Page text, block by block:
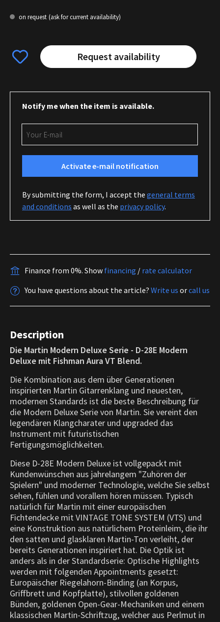
on request (ask for current availability)
Request availability
Notify me when the item is available.
Activate e-mail notification
By submitting the form, I accept the general terms
and conditions as well as the privacy policy.
Finance from 0%. Show financing / rate calculator
You have questions about the article? Write us orcall us
Description
Die Martin Modern Deluxe Serie - D-28E Modern
Deluxe mit Fishman Aura VT Blend.
Die Kombination aus dem über Generationen
inspirierten Martin Gitarrenklang und neuesten,
modernen Standards ist die beste Beschreibung für
die Modern Deluxe Serie von Martin. Sie vereint den
legendären Klangcharater und upgraded das
Instrument mit futuristischen
Fertigungsmöglichkeiten.
Diese D-28E Modern Deluxe ist vollgepackt mit
Kundenwünschen aus jahrelangem "Zuhören der
Spielern" und moderner Technologie, welche Sie selbst
sehen, fühlen und vorallem hören müssen. Typisch
natürlich für Martin mit einer europäischen
Fichtendecke mit VINTAGE TONE SYSTEM (VTS) und
eine Konstruktion aus natürlichem Proteinleim, die ihr
den satten und glasklaren Martin-Ton verleiht, der
bereits Generationen inspiriert hat. Die Optik ist
anders als in der Standardserie: Optische Highlights
werden mit folgenden Appointments gesetzt:
Europäischer Riegelahorn-Binding (an Korpus,
Griffbrett und Kopfplatte), stilvollen goldenen
Bünden, goldenen Open-Gear-Mechaniken und einem
klassischen Martin-Schriftzug, welcher aus Perlmut in